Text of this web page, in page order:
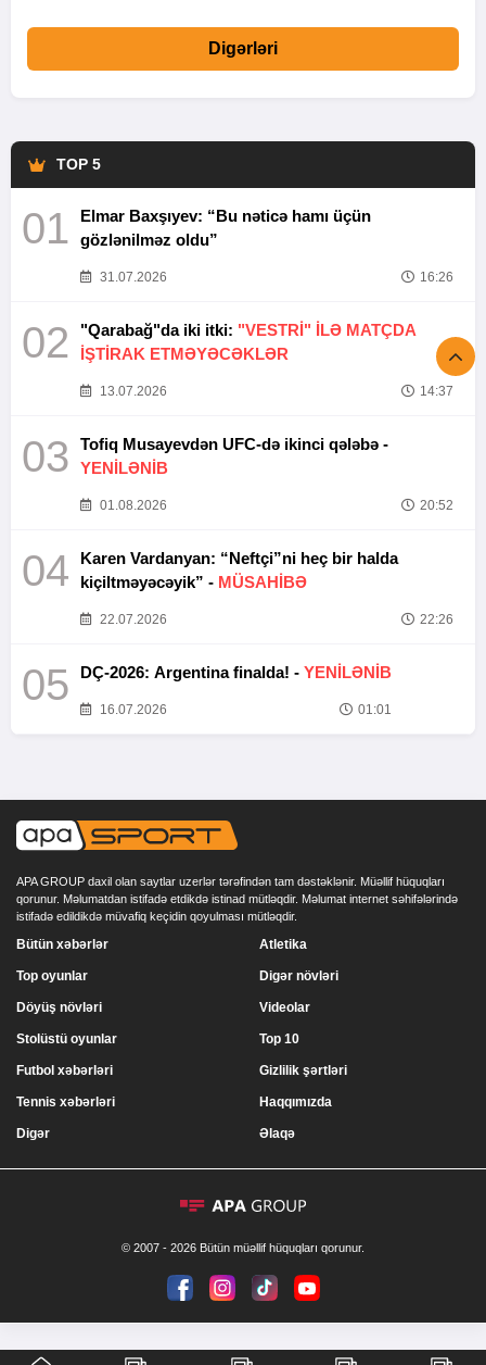
Digərləri
TOP 5
01
Elmar Baxşıyev: “Bu nəticə hamı üçün
gözlənilməz oldu”
31.07.2026 16:26
02 "Qarabağ"da iki itki: "VESTRİ" İLƏ MATÇDA
İŞTİRAK ETMƏYƏCƏKLƏR
13.07.2026 14:37
03
Tofiq Musayevdən UFC-də ikinci qələbə -
YENİLƏNİB
01.08.2026 20:52
04
Karen Vardanyan: “Neftçi”ni heç bir halda
kiçiltməyəcəyik” - MÜSAHİBƏ
22.07.2026 22:26
05 DÇ-2026: Argentina finalda! - YENİLƏNİB
16.07.2026 01:01
APA GROUP daxil olan saytlar uzerlər tərəfindən tam dəstəklənir. Müəllif hüquqları
qorunur. Məlumatdan istifadə etdikdə istinad mütləqdir. Məlumat internet səhifələrində
istifadə edildikdə müvafiq keçidin qoyulması mütləqdir.
Bütün xəbərlər
Top oyunlar
Döyüş növləri
Stolüstü oyunlar
Atletika
Digər növləri
Videolar
Top 10
Futbol xəbərləri
Tennis xəbərləri
Digər
Gizlilik şərtləri
Haqqımızda
Əlaqə
© 2007 - 2026 Bütün müəllif hüquqları qorunur.